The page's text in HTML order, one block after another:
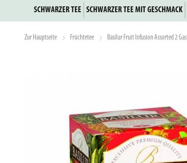
SCHWARZER TEE SCHWARZER TEE MIT GESCHMACK
Zur Hauptseite Früchtetee Basilur Fruit Infusion Assorted 2